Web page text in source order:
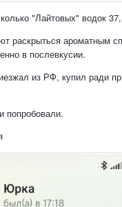
"Лайтовых" водок
раскрыться ароматным
в послевкусии.
из РФ, купил ради
попробовали.